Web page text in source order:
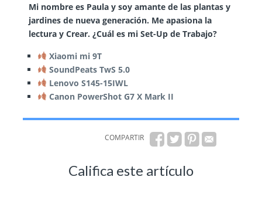
Mi nombre es Paula y soy amante de las plantas y
jardines de nueva generación. Me apasiona la
lectura y Crear. ¿Cuál es mi Set-Up de Trabajo?
Xiaomi mi 9T
SoundPeats TwS 5.0
Lenovo S145-15IWL
Canon PowerShot G7 X Mark II
COMPARTIR
Califica este artículo